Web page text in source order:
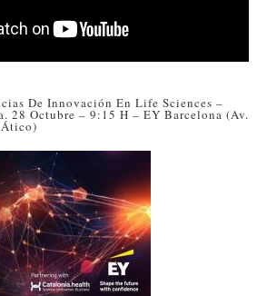
De Innovación En Life Sciences –
28 Octubre – 9:15 H – EY Barcelona (Av.